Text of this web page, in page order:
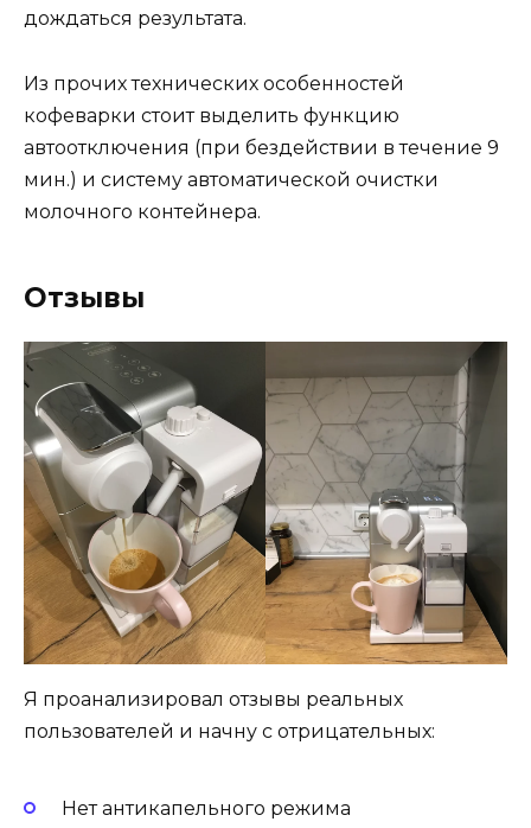
дождаться результата.
Из прочих технических особенностей
кофеварки стоит выделить функцию
автоотключения (при бездействии в течение 9
мин.) и систему автоматической очистки
молочного контейнера.
Отзывы
Я проанализировал отзывы реальных
пользователей и начну с отрицательных:
Нет антикапельного режима